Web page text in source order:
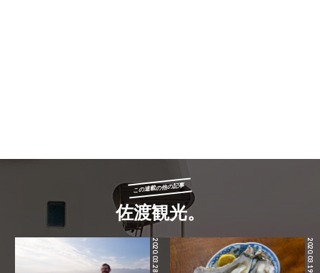
この連載の他の記事
佐渡観光。
2020.03.28 2020.03.19